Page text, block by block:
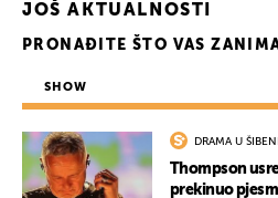
JOŠ AKTUALNOSTI
PRONAĐITE ŠTO VAS
SHOW
DRAMA U
Thompson
prekinuo